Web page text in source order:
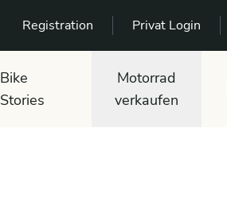
Registration Privat Login
Bike
Stories
Motorrad
verkaufen